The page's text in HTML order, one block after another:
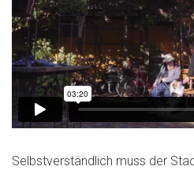
Selbstverständlich muss der